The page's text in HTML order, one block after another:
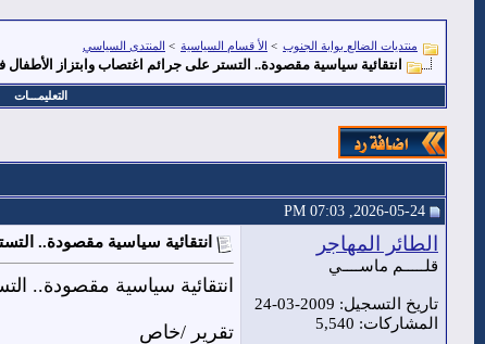
منتديات الضالع بوابة الجنوب > الأ قسام السياسية > المنتدى السياسي
انتقائية سياسية مقصودة.. التستر على جرائم اغتصاب وابتزاز
التعليمـــات
الطائر المهاجر
قلـــــم ماســــي
تاريخ التسجيل: 2009-03-24
المشاركات: 5,540
انتقائية سياسية مقصودة..
انتقائية سياسية مقصودة..
تقرير /خاص